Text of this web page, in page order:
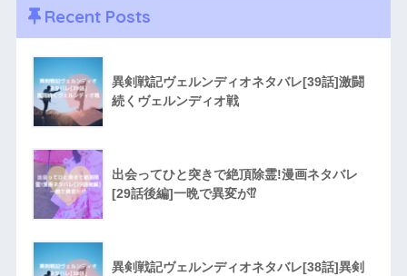
Recent Posts
異剣戦記ヴェルンディオネタバレ[39話]激闘
続くヴェルンディオ戦
出会ってひと突きで絶頂除霊!漫画ネタバレ
[29話後編]一晩で異変が⁉︎
異剣戦記ヴェルンディオネタバレ[38話]異剣